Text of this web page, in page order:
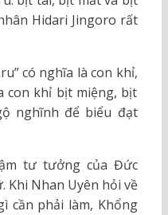
Hidari Jingoro rất
có nghĩa là con khỉ,
con khỉ bịt miệng, bịt
nghĩnh để biểu đạt
tư tưởng của Đức
Khi Nhan Uyên hỏi về
cần phải làm, Khổng